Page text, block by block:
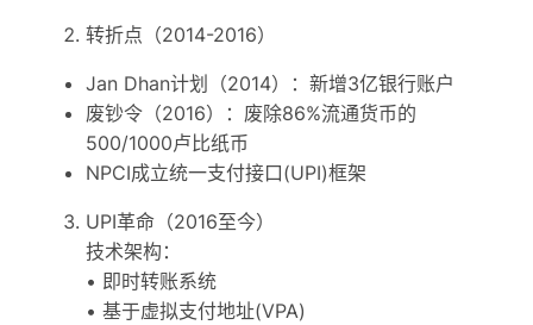
转折点（2014-2016）
Jan Dhan计划（2014）：新增3亿银行账户
废钞令（2016）：废除86%流通货币的
500/1000卢比纸币
NPCI成立统一支付接口(UPI)框架
UPI革命（2016至今）
技术架构：
• 即时转账系统
• 基于虚拟支付地址(VPA)